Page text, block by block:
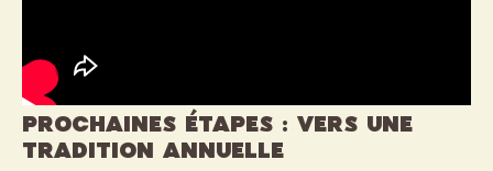
Prochaines étapes : vers une
tradition annuelle